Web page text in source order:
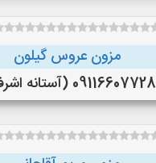
مزون عروس گیلون
09116607728 (آستانه اشرفیه)